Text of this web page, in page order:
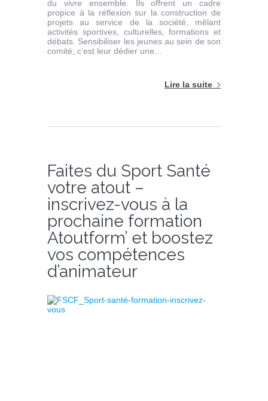
du vivre ensemble. Ils offrent un cadre
propice à la réflexion sur la construction de
projets au service de la société, mêlant
activités sportives, culturelles, formations et
débats. Sensibiliser les jeunes au sein de son
comité, c’est leur dédier une...
Lire la suite
Faites du Sport Santé
votre atout –
inscrivez-vous à la
prochaine formation
Atoutform’ et boostez
vos compétences
d’animateur